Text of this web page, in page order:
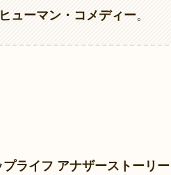
ューマン・コメディー。
プライフ アナザーストーリー